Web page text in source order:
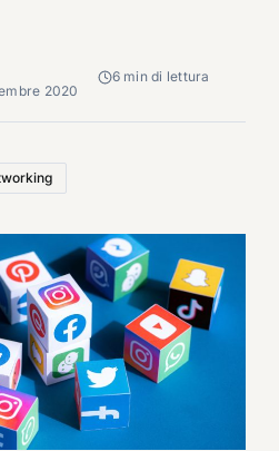
2020
6 min di lettura